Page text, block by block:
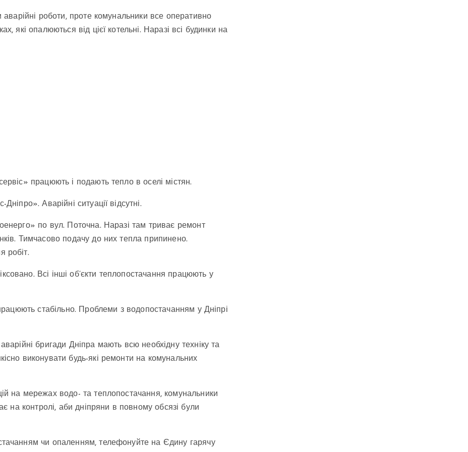
роботи, проте комунальники все оперативно
які опалюються від цієї котельні. Наразі всі будинки на
працюють і подають тепло в оселі містян.
Аварійні ситуації відсутні.
по вул. Поточна. Наразі там триває ремонт
Тимчасово подачу до них тепла припинено.
робіт.
Всі інші об’єкти теплопостачання працюють у
стабільно. Проблеми з водопостачанням у Дніпрі
бригади Дніпра мають всю необхідну техніку та
виконувати будь-які ремонти на комунальних
на мережах водо- та теплопостачання, комунальники
на контролі, аби дніпряни в повному обсязі були
чи опаленням, телефонуйте на Єдину гарячу